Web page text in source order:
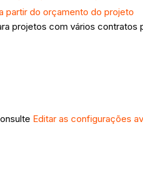
partir do orçamento do projeto
projetos com vários contratos
Editar as configurações